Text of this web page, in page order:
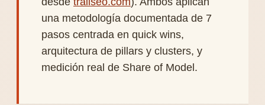
una metodología documentada de 7
pasos centrada en quick wins,
arquitectura de pillars y clusters, y
medición real de Share of Model.